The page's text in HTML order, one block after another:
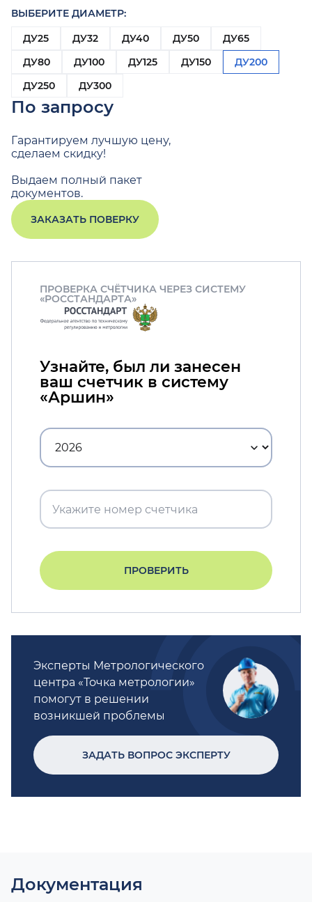
ВЫБЕРИТЕ ДИАМЕТР:
ДУ25
ДУ32 ДУ40 ДУ50
ДУ65
ДУ80
ДУ100 ДУ125 ДУ150
ДУ200
ДУ250
ДУ300
По запросу
Гарантируем лучшую цену,
сделаем скидку!
Выдаем полный пакет
документов.
ЗАКАЗАТЬ ПОВЕРКУ
ПРОВЕРКА СЧЁТЧИКА ЧЕРЕЗ СИСТЕМУ
«РОССТАНДАРТА»
Узнайте, был ли занесен
ваш счетчик в систему
«Аршин»
ПРОВЕРИТЬ
Эксперты Метрологического
центра «Точка метрологии»
помогут в решении
возникшей проблемы
ЗАДАТЬ ВОПРОС ЭКСПЕРТУ
Документация